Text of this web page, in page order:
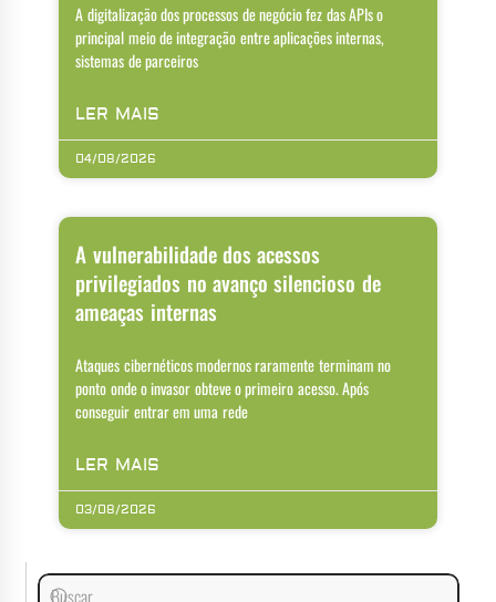
A digitalização dos processos de negócio fez das APIs o
principal meio de integração entre aplicações internas,
sistemas de parceiros
LER MAIS
04/08/2026
A vulnerabilidade dos acessos
privilegiados no avanço silencioso de
ameaças internas
Ataques cibernéticos modernos raramente terminam no
ponto onde o invasor obteve o primeiro acesso. Após
conseguir entrar em uma rede
LER MAIS
03/08/2026